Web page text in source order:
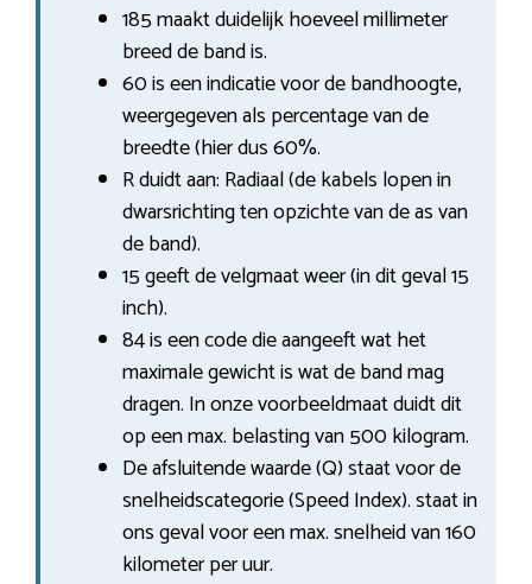
185 maakt duidelijk hoeveel millimeter
breed de band is.
60 is een indicatie voor de bandhoogte,
weergegeven als percentage van de
breedte (hier dus 60%.
R duidt aan: Radiaal (de kabels lopen in
dwarsrichting ten opzichte van de as van
de band).
15 geeft de velgmaat weer (in dit geval 15
inch).
84 is een code die aangeeft wat het
maximale gewicht is wat de band mag
dragen. In onze voorbeeldmaat duidt dit
op een max. belasting van 500 kilogram.
De afsluitende waarde (Q) staat voor de
snelheidscategorie (Speed Index). staat in
ons geval voor een max. snelheid van 160
kilometer per uur.